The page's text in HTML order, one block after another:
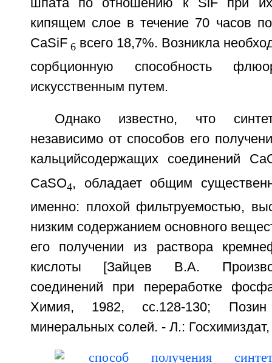
шпата по отношению к SiF при их
кипящем слое в течение 70 часов
CaSiF6 всего 18,7%. Возникла
сорбционную способность
искусственным путем.
Однако известно, что
независимо от способов его
кальцийсодержащих соединений
CaSO4, обладает общим
именно: плохой фильтруемостью,
низким содержанием основного
его получении из раствора
кислоты [Зайцев В.А.
соединений при переработке
Химия, 1982, cc.128-130;
минеральных солей. - Л.: